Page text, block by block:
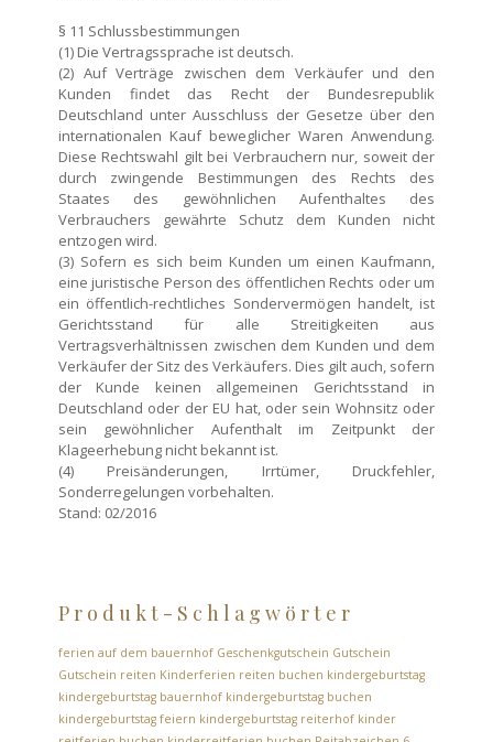
§ 11 Schlussbestimmungen
(1) Die Vertragssprache ist deutsch.
(2) Auf Verträge zwischen dem Verkäufer und den
Kunden findet das Recht der Bundesrepublik
Deutschland unter Ausschluss der Gesetze über den
internationalen Kauf beweglicher Waren Anwendung.
Diese Rechtswahl gilt bei Verbrauchern nur, soweit der
durch zwingende Bestimmungen des Rechts des
Staates des gewöhnlichen Aufenthaltes des
Verbrauchers gewährte Schutz dem Kunden nicht
entzogen wird.
(3) Sofern es sich beim Kunden um einen Kaufmann,
eine juristische Person des öffentlichen Rechts oder um
ein öffentlich-rechtliches Sondervermögen handelt, ist
Gerichtsstand für alle Streitigkeiten aus
Vertragsverhältnissen zwischen dem Kunden und dem
Verkäufer der Sitz des Verkäufers. Dies gilt auch, sofern
der Kunde keinen allgemeinen Gerichtsstand in
Deutschland oder der EU hat, oder sein Wohnsitz oder
sein gewöhnlicher Aufenthalt im Zeitpunkt der
Klageerhebung nicht bekannt ist.
(4) Preisänderungen, Irrtümer, Druckfehler,
Sonderregelungen vorbehalten.
Stand: 02/2016
Produkt-Schlagwörter
ferien auf dem bauernhof Geschenkgutschein Gutschein
Gutschein reiten Kinderferien reiten buchen kindergeburtstag
kindergeburtstag bauernhof kindergeburtstag buchen
kindergeburtstag feiern kindergeburtstag reiterhof kinder